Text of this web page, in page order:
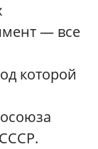
— все
которой